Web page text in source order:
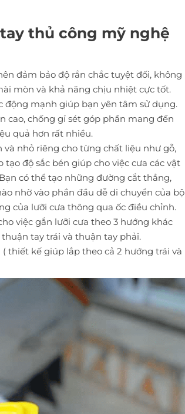
thủ công mỹ nghệ
đảm bảo độ rắn chắc tuyệt đối, không
mòn và khả năng chịu nhiệt cực tốt.
động mạnh giúp bạn yên tâm sử dụng.
cao, chống gỉ sét góp phần mang đến
quả hơn rất nhiều.
nhỏ riêng cho từng chất liệu như gỗ,
tạo độ sắc bén giúp cho việc cưa các vật
có thể tạo những đường cắt thẳng,
nhờ vào phần đầu dễ di chuyển của bộ
của lưỡi cưa thông qua ốc điều chỉnh.
việc gắn lưỡi cưa theo 3 hướng khác
tay trái và thuận tay phải.
thiết kế giúp lắp theo cả 2 hướng trái và